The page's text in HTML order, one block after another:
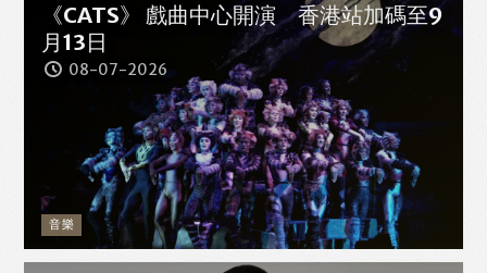
《CATS》 戲曲中心開演 香港站加碼至9
月13日
音樂
08-07-2026